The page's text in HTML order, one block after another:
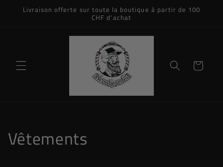
passer
Livraison offerte sur toute la boutique à partir de 100
CHF d'achat
Panier
C
Vêtements